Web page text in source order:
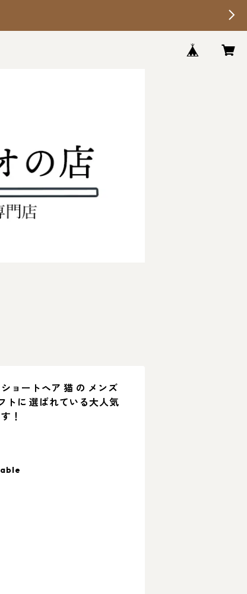
ョートヘア 猫 の メンズ
トに 選ばれている大人気
！